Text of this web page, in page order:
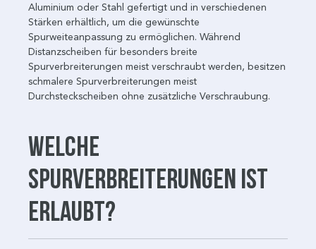
Aluminium oder Stahl gefertigt und in verschiedenen
Stärken erhältlich, um die gewünschte
Spurweiteanpassung zu ermöglichen. Während
Distanzscheiben für besonders breite
Spurverbreiterungen meist verschraubt werden, besitzen
schmalere Spurverbreiterungen meist
Durchsteckscheiben ohne zusätzliche Verschraubung.
Welche
Spurverbreiterungen ist
erlaubt?